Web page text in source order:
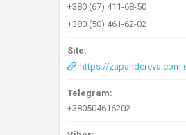
+380 (67) 411-68-50
+380 (50) 461-62-02
https://
+380504616202